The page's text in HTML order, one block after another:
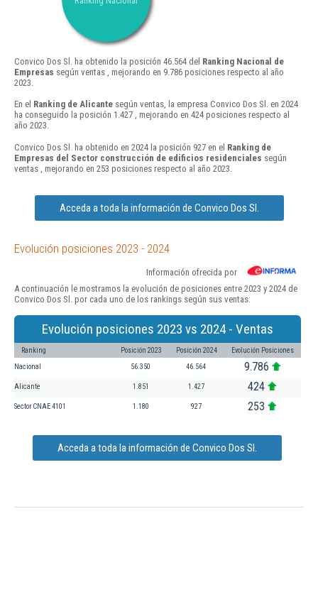
Convico Dos Sl. ha obtenido la posición 46.564 del Ranking Nacional de
Empresas según ventas , mejorando en 9.786 posiciones respecto al año
2023.
En el Ranking de Alicante según ventas, la empresa Convico Dos Sl. en 2024
ha conseguido la posición 1.427 , mejorando en 424 posiciones respecto al
año 2023.
Convico Dos Sl. ha obtenido en 2024 la posición 927 en el Ranking de
Empresas del Sector construcción de edificios residenciales según
ventas , mejorando en 253 posiciones respecto al año 2023.
Acceda a toda la información de Convico Dos Sl.
Evolución posiciones 2023 - 2024
Información ofrecida por
A continuación le mostramos la evolución de posiciones entre 2023 y 2024 de
Convico Dos Sl. por cada uno de los rankings según sus ventas:
Evolución posiciones 2023 vs 2024 - Ventas
Ranking Posición 2023 Posición 2024 Evolución Posiciones
Nacional 56.350 46.564 9.786
Alicante 1.851 1.427 424
Sector CNAE 4101 1.180 927 253
Acceda a toda la información de Convico Dos Sl.